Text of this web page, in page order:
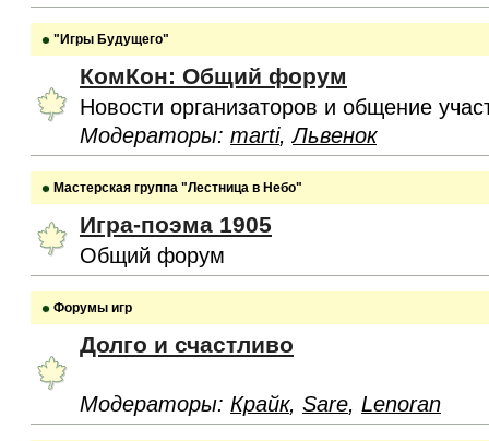
"Игры Будущего"
КомКон: Общий форум
Новости организаторов и общение
Модераторы: marti,Львенок
Мастерская группа "Лестница в Небо"
Игра-поэма 1905
Общий форум
Форумы игр
Долго и счастливо
Модераторы: Крайк, Sare, Lenoran